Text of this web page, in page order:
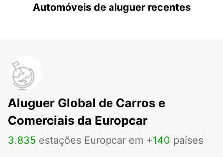
Automóveis de aluguer recentes
Aluguer Global de Carros e
Comerciais da Europcar
3.835 estações Europcar em +140 países